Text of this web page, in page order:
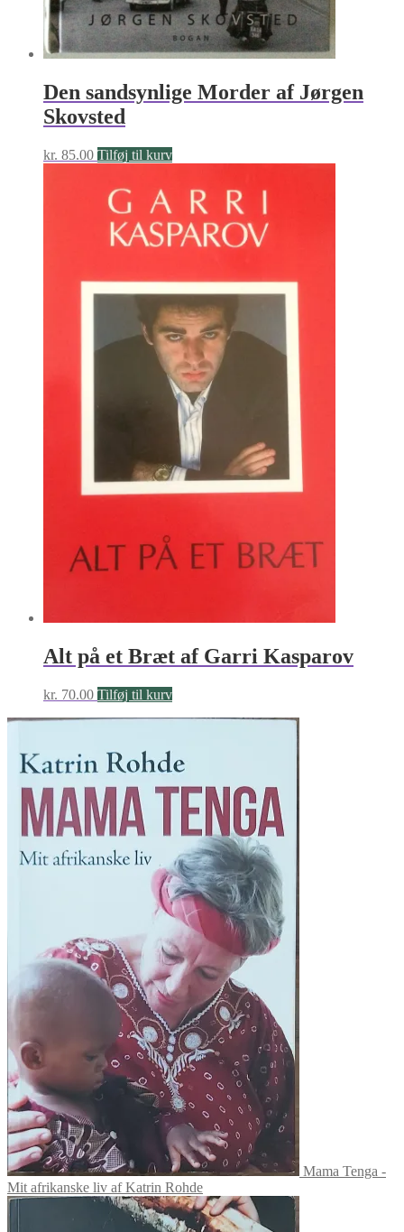
Den sandsynlige Morder af Jørgen
Skovsted
kr. 85.00 Tilføj til kurv
Alt på et Bræt af Garri Kasparov
kr. 70.00 Tilføj til kurv
Mama Tenga -
Mit afrikanske liv af Katrin Rohde